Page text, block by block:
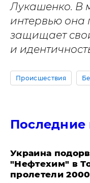
Лукашенко. В
интервью она
защищает
и
Происшествия
Последние
Украина
"Нефтехим" в
пролетели